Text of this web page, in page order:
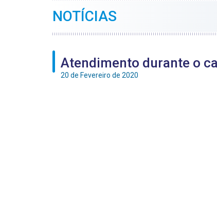
NOTÍCIAS
Atendimento durante o
20 de Fevereiro de 2020